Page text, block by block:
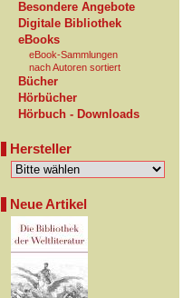
Besondere Angebote
Digitale Bibliothek
eBooks
eBook-Sammlungen
nach Autoren sortiert
Bücher
Hörbücher
Hörbuch - Downloads
Hersteller
Neue Artikel